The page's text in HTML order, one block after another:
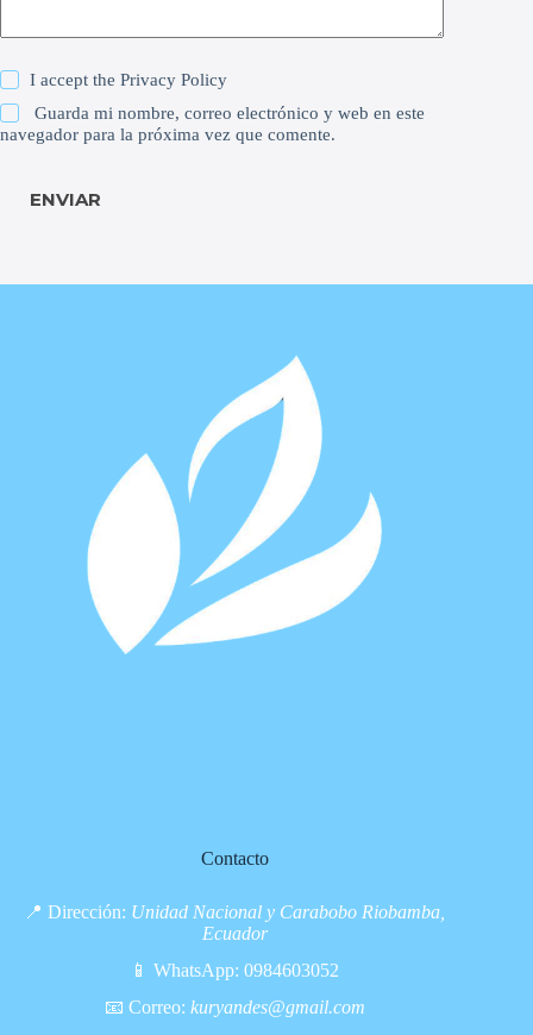
I accept thePrivacy Policy
Guarda mi nombre, correo electrónico y web en este
navegador para la próxima vez que comente.
ENVIAR
Contacto
📍 Dirección: Unidad Nacional y Carabobo Riobamba,
Ecuador
📱 WhatsApp:0984603052
📧 Correo: kuryandes@gmail.com